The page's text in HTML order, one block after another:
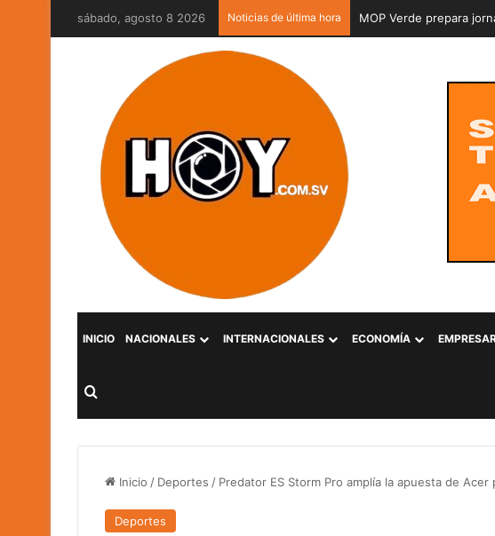
sábado, agosto 8 2026 Noticias de última hora MOP Verde prepara
INICIO NACIONALES INTERNACIONALES ECONOMÍA
Buscar por
Inicio / Deportes / Predator ES Storm Pro amplía la apuesta de
Deportes